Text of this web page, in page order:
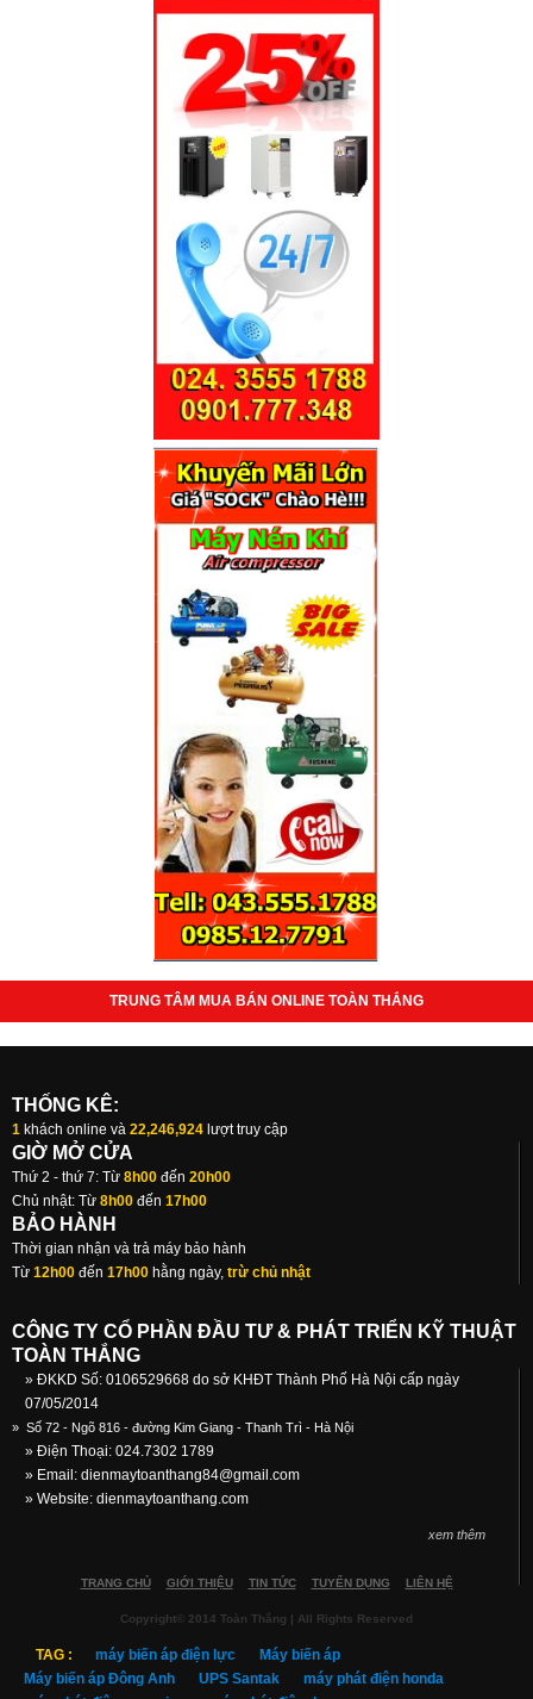
TRUNG TÂM MUA BÁN ONLINE TOÀN THẮNG
THỐNG KÊ:
1 khách online và 22,246,924 lượt truy cập
GIỜ MỞ CỬA
Thứ 2 - thứ 7: Từ 8h00 đến 20h00
Chủ nhật: Từ 8h00 đến 17h00
BẢO HÀNH
Thời gian nhận và trả máy bảo hành
Từ 12h00 đến 17h00 hằng ngày, trừ chủ nhật
CÔNG TY CỔ PHẦN ĐẦU TƯ & PHÁT TRIỂN KỸ THUẬT
TOÀN THẮNG
» ĐKKD Số: 0106529668 do sở KHĐT Thành Phố Hà Nội cấp ngày
07/05/2014
» Số 72 - Ngõ 816 - đường Kim Giang - Thanh Trì - Hà Nội
» Điện Thoại: 024.7302 1789
» Email: dienmaytoanthang84@gmail.com
» Website: dienmaytoanthang.com
xem thêm
TRANG CHỦ GIỚI THIỆU TIN TỨC TUYỂN DỤNG LIÊN HỆ
Copyright© 2014 Toàn Thắng | All Rights Reserved
TAG : máy biến áp điện lực
Máy biến áp
Máy biến áp Đông Anh
UPS Santak
máy phát điện honda